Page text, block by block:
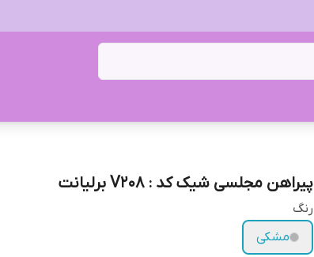
پیراهن مجلسی شیک کد : V208 برلیانت
رنگ
مشکی